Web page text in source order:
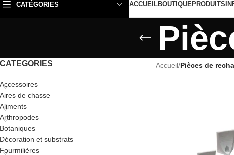
CATÉGORIES ACCUEILBOUTIQUEPRODUITS
CATEGORIES
Accessoires
Aires de chasse
Aliments
Arthropodes
Botaniques
Décoration et substrats
Fourmilières
Accueil/Pièces de